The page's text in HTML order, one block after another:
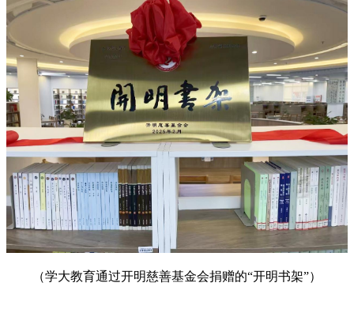
（学大教育通过开明慈善基金会捐赠的“开明书架”）